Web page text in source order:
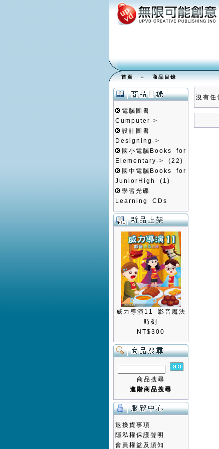
首頁»商品目錄
電腦圖書
Cumputer->
設計圖書
Designing->
國小電腦Books for
Elementary->
(22)
國中電腦Books for
JuniorHigh
(1)
學習光碟
Learning CDs
威力導演11 影音魔法
時刻
NT$300
商品搜尋
進階商品搜尋
退換貨事項
隱私權保護聲明
會員權益及須知
沒有任